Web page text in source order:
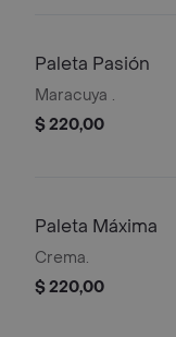
Paleta Pasión
Maracuya .
$ 220,00
Paleta Máxima
Crema.
$ 220,00